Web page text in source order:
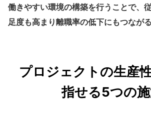
働きやすい環境の構築を行うことで、
足度も高まり離職率の低下にもつながる
プロジェクトの生産
指せる5つの